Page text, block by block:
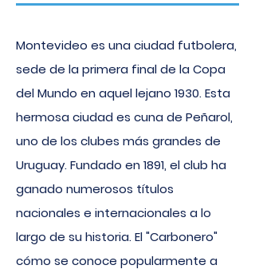
Montevideo es una ciudad futbolera,
sede de la primera final de la Copa
del Mundo en aquel lejano 1930. Esta
hermosa ciudad es cuna de Peñarol,
uno de los clubes más grandes de
Uruguay. Fundado en 1891, el club ha
ganado numerosos títulos
nacionales e internacionales a lo
largo de su historia. El "Carbonero"
cómo se conoce popularmente a